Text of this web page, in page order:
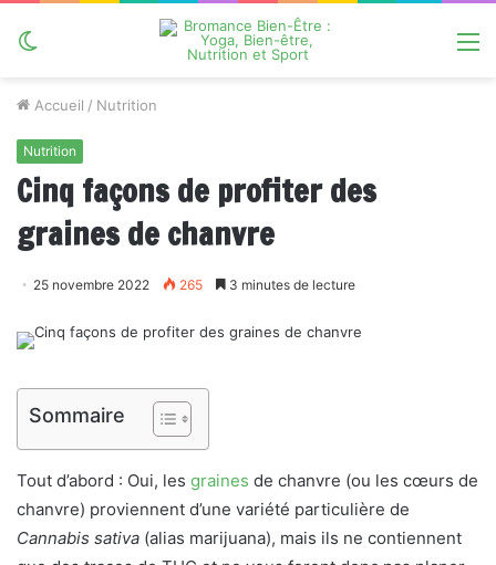
Accueil / Nutrition
Nutrition
Cinq façons de profiter des
graines de chanvre
25 novembre 2022 265 3 minutes de lecture
Sommaire
Tout d’abord : Oui, les graines de chanvre (ou les cœurs de
chanvre) proviennent d’une variété particulière de
Cannabis sativa (alias marijuana), mais ils ne contiennent